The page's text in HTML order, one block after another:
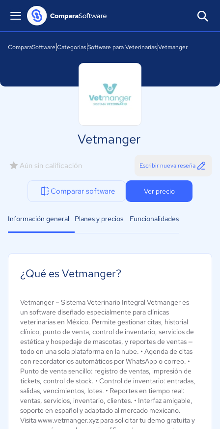
ComparaSoftware CategoríasSoftware para VeterinariasVetmanger
Vetmanger
Aún sin calificación Escribir nueva reseña
Comparar software Ver precio
Información general Planes y precios Funcionalidades
¿Qué es Vetmanger?
Vetmanger – Sistema Veterinario Integral Vetmanger es
un software diseñado especialmente para clínicas
veterinarias en México. Permite gestionar citas, historial
clínico, punto de venta, control de inventario, servicios de
estética y hospedaje de mascotas, y reportes de ventas —
todo en una sola plataforma en la nube. • Agenda de citas
con recordatorios automáticos por WhatsApp o correo. •
Punto de venta sencillo: registro de ventas, impresión de
tickets, control de stock. • Control de inventario: entradas,
salidas, vencimientos, lotes. • Reportes en tiempo real:
ventas, servicios, inventario, clientes. • Interfaz amigable,
soporte en español y adaptado al mercado mexicano.
Visita www.vetmanger.xyz para solicitar tu demo gratuita y